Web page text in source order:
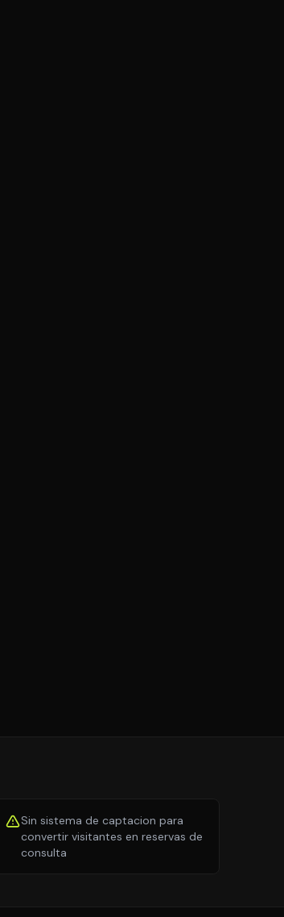
Sin sistema de captacion para
convertir visitantes en reservas de
consulta